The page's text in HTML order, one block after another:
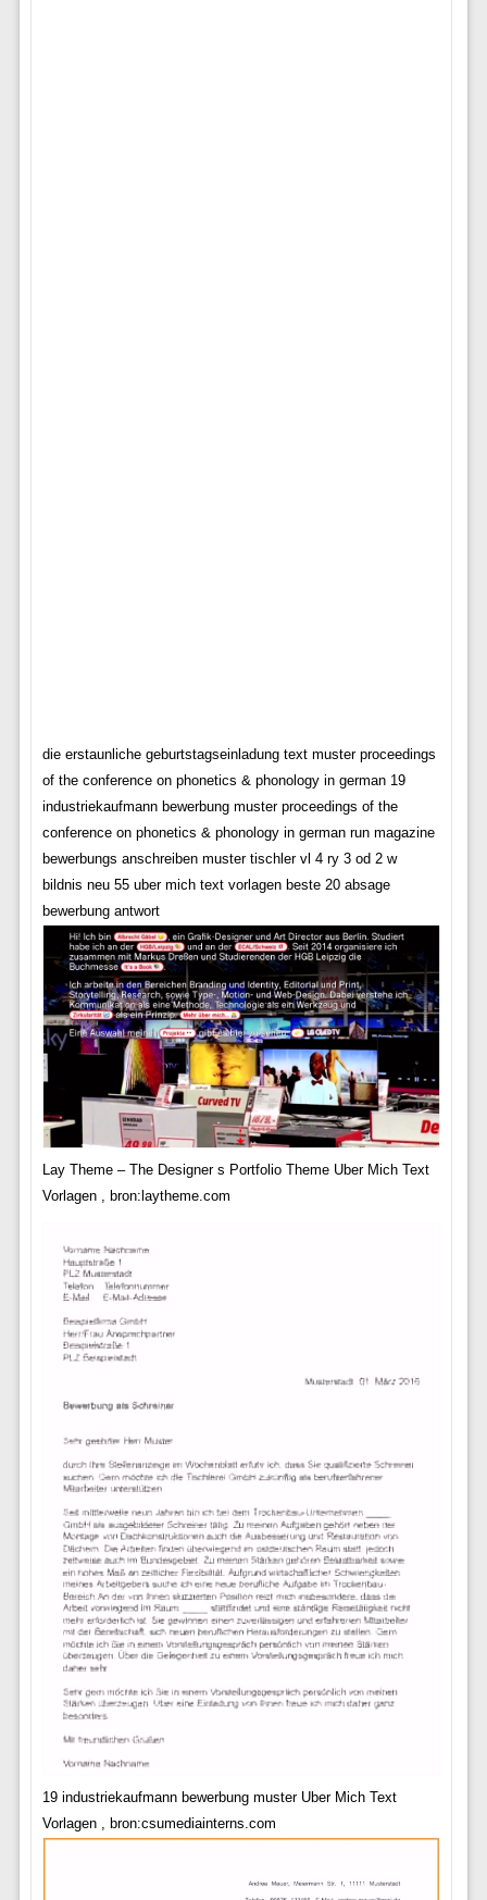
die erstaunliche geburtstagseinladung text muster proceedings
of the conference on phonetics & phonology in german 19
industriekaufmann bewerbung muster proceedings of the
conference on phonetics & phonology in german run magazine
bewerbungs anschreiben muster tischler vl 4 ry 3 od 2 w
bildnis neu 55 uber mich text vorlagen beste 20 absage
bewerbung antwort
Lay Theme – The Designer s Portfolio Theme Uber Mich Text
Vorlagen , bron:laytheme.com
19 industriekaufmann bewerbung muster Uber Mich Text
Vorlagen , bron:csumediainterns.com